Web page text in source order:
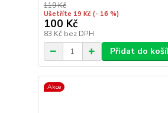
119 Kč
Ušetříte 19 Kč (- 16 %)
100 Kč
83 Kč bez DPH
Přidat do
Akce